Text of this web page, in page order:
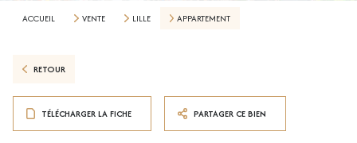
ACCUEIL VENTE LILLE APPARTEMENT
RETOUR
TÉLÉCHARGER LA FICHE PARTAGER CE BIEN